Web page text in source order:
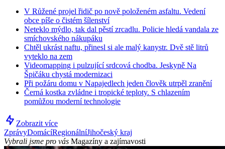
V Růžené projel řidič po nově položeném asfaltu. Vedení
obce píše o čistém šílenství
Neteklo mýdlo, tak dal pěstí zrcadlu. Policie hledá vandala ze
smíchovského nákupáku
Chtěl ukrást naftu, přinesl si ale malý kanystr. Dvě stě litrů
vyteklo na zem
Videomapping i pulzující srdcová chodba. Jeskyně Na
Špičáku chystá modernizaci
Při požáru domu v Napajedlech jeden člověk utrpěl zranění
Černá kostka zvládne i tropické teploty. S chlazením
pomůžou moderní technologie
Zobrazit více
ZprávyDomácíRegionálníJihočeský kraj
Vybrali jsme pro vás Magazíny a zajímavosti